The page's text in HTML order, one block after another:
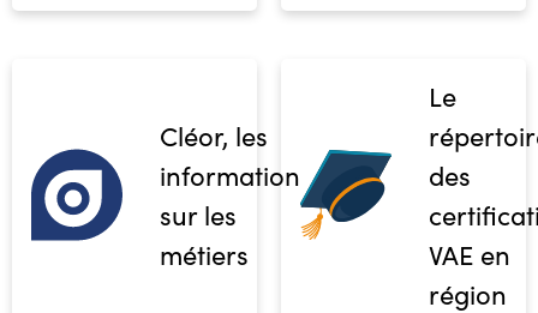
Cléor, les
informations
sur les
métiers
Le
des
VAE en
région